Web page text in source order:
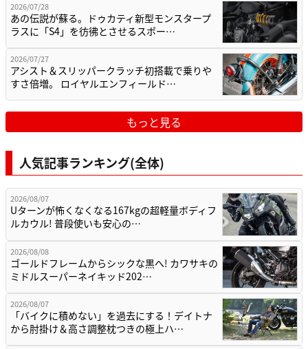
2026/07/28
あの伝説が蘇る。ドゥカティ新型モンスタープ
ラスに「S4」を彷彿とさせるスポー…
2026/07/27
アシスト＆スリッパークラッチ初搭載で乗りや
すさ倍増。 ロイヤルエンフィールド…
もっと見る
人気記事ランキング(全体)
2026/08/07
Uターンが怖くなくなる167kgの超軽量ボディフ
ルカウル! 普段使いも安心の…
2026/08/08
ゴールドフレームからシックな黒へ! カワサキの
ミドルスーパーネイキッド202…
2026/08/07
「バイクに積めない」を過去にする！デイトナ
から肘掛け＆高さ調整枕つきの極上ハ…